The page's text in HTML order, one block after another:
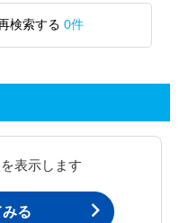
検索する 0件
表示します
る